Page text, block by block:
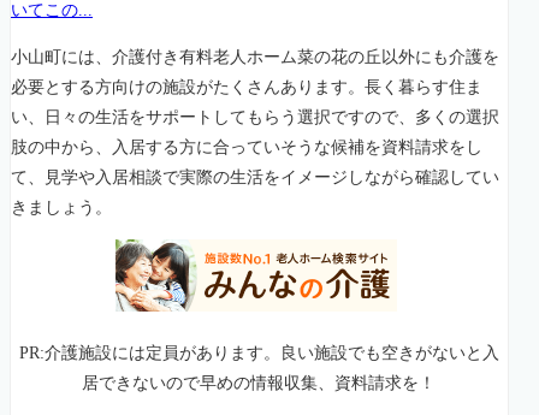
いてこの...
小山町には、介護付き有料老人ホーム菜の花の丘以外にも介護を
必要とする方向けの施設がたくさんあります。長く暮らす住ま
い、日々の生活をサポートしてもらう選択ですので、多くの選択
肢の中から、入居する方に合っていそうな候補を資料請求をし
て、見学や入居相談で実際の生活をイメージしながら確認してい
きましょう。
PR:介護施設には定員があります。良い施設でも空きがないと入
居できないので早めの情報収集、資料請求を！